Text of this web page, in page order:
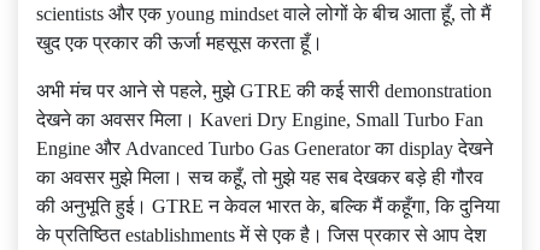
scientists और एक young mindset वाले लोगों के बीच आता हूँ, तो मैं
खुद एक प्रकार की ऊर्जा महसूस करता हूँ।
अभी मंच पर आने से पहले, मुझे GTRE की कई सारी demonstration
देखने का अवसर मिला। Kaveri Dry Engine, Small Turbo Fan
Engine और Advanced Turbo Gas Generator का display देखने
का अवसर मुझे मिला। सच कहूँ, तो मुझे यह सब देखकर बड़े ही गौरव
की अनुभूति हुई। GTRE न केवल भारत के, बल्कि मैं कहूँगा, कि दुनिया
के प्रतिष्ठित establishments में से एक है। जिस प्रकार से आप देश